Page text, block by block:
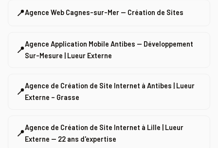
📍Agence Web Cagnes-sur-Mer — Création de Sites
📍
Agence Application Mobile Antibes — Développement
Sur-Mesure | Lueur Externe
📍
Agence de Création de Site Internet à Antibes | Lueur
Externe – Grasse
📍
Agence de Création de Site Internet à Lille | Lueur
Externe — 22 ans d'expertise